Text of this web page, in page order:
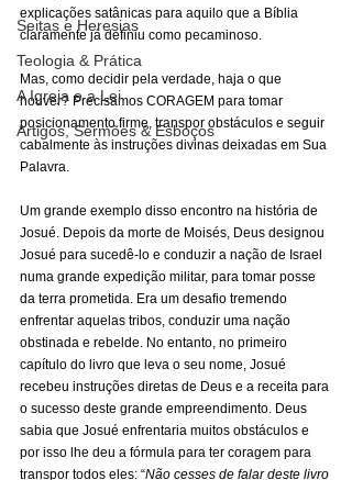
Seitas e Heresias
Teologia & Prática
A Igreja e a Lei
Artigos, Sermões & Esboços
explicações satânicas para aquilo que a Bíblia
claramente já definiu como pecaminoso.
Mas, como decidir pela verdade, haja o que
houver? Precisamos CORAGEM para tomar
posicionamento firme, transpor obstáculos e seguir
cabalmente às instruções divinas deixadas em Sua
Palavra.
Um grande exemplo disso encontro na história de
Josué. Depois da morte de Moisés, Deus designou
Josué para sucedê-lo e conduzir a nação de Israel
numa grande expedição militar, para tomar posse
da terra prometida. Era um desafio tremendo
enfrentar aquelas tribos, conduzir uma nação
obstinada e rebelde. No entanto, no primeiro
capítulo do livro que leva o seu nome, Josué
recebeu instruções diretas de Deus e a receita para
o sucesso deste grande empreendimento. Deus
sabia que Josué enfrentaria muitos obstáculos e
por isso lhe deu a fórmula para ter coragem para
transpor todos eles: “Não cesses de falar deste livro